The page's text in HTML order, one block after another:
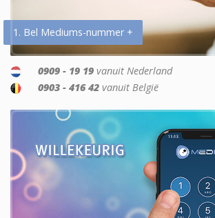
1. Bel Mediums-nummer +
0909 - 19 19 vanuit Nederland
0903 - 416 42 vanuit België